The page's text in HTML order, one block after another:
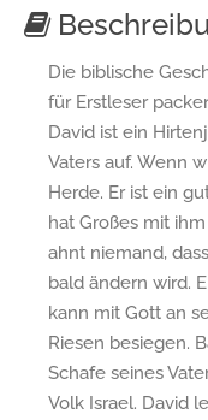
Die biblische
für Erstleser
David ist ein
Vaters auf. Wenn
Herde. Er ist ein
hat Großes mit
ahnt niemand,
bald ändern wird.
kann mit Gott an
Riesen besiegen.
Schafe seines
Volk Israel. David